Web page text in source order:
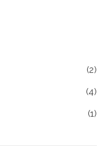
(2)
(4)
(1)